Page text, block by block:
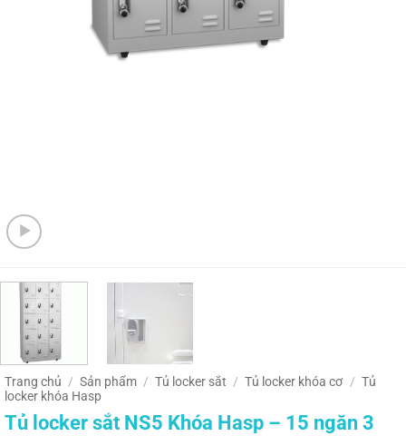
Trang chủ / Sản phẩm / Tủ locker sắt / Tủ locker khóa cơ / Tủ
locker khóa Hasp
Tủ locker sắt NS5 Khóa Hasp – 15 ngăn 3